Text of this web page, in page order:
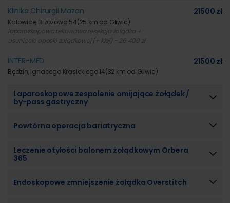
Klinika Chirurgii Mazan
Katowice, Brzozowa 54(25 km od Gliwic)
laparoskopowa rękawowa resekcja żołądka +
usunięcie opaski żołądkowej (+ klej) - 26 400 zł
21500 zł
INTER-MED
Będzin, Ignacego Krasickiego 14(32 km od Gliwic)
21500 zł
Laparoskopowe zespolenie omijające żołądek /
by-pass gastryczny
Powtórna operacja bariatryczna
Leczenie otyłości balonem żołądkowym Orbera
365
Endoskopowe zmniejszenie żołądka Overstitch